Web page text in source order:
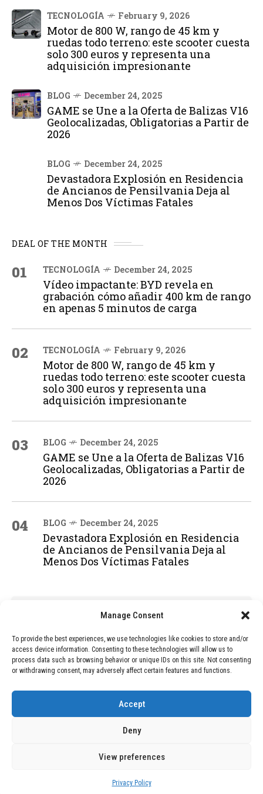
Manage Consent
To provide the best experiences, we use technologies like cookies to store and/or
access device information. Consenting to these technologies will allow us to
process data such as browsing behavior or unique IDs on this site. Not consenting
or withdrawing consent, may adversely affect certain features and functions.
Accept
Deny
View preferences
Privacy Policy
TECNOLOGÍA February 9, 2026
Motor de 800 W, rango de 45 km y
ruedas todo terreno: este scooter cuesta
solo 300 euros y representa una
adquisición impresionante
BLOG December 24, 2025
GAME se Une a la Oferta de Balizas V16
Geolocalizadas, Obligatorias a Partir de
2026
BLOG December 24, 2025
Devastadora Explosión en Residencia
de Ancianos de Pensilvania Deja al
Menos Dos Víctimas Fatales
DEAL OF THE MONTH
01 TECNOLOGÍA December 24, 2025
Vídeo impactante: BYD revela en
grabación cómo añadir 400 km de rango
en apenas 5 minutos de carga
02 TECNOLOGÍA February 9, 2026
Motor de 800 W, rango de 45 km y
ruedas todo terreno: este scooter cuesta
solo 300 euros y representa una
adquisición impresionante
03 BLOG December 24, 2025
GAME se Une a la Oferta de Balizas V16
Geolocalizadas, Obligatorias a Partir de
2026
04 BLOG December 24, 2025
Devastadora Explosión en Residencia
de Ancianos de Pensilvania Deja al
Menos Dos Víctimas Fatales